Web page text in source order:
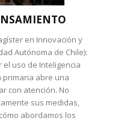
en Innovación y
Autónoma de Chile):
el uso de Inteligencia
primaria abre una
con atención. No
sus medidas,
abordamos los